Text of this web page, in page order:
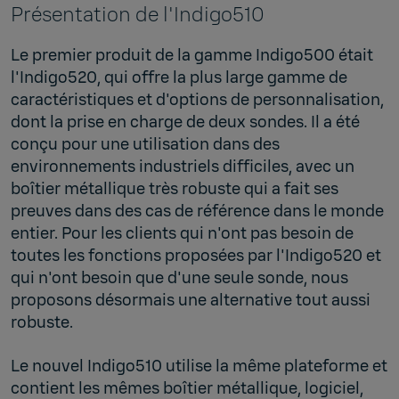
Présentation de l'Indigo510
Le premier produit de la gamme Indigo500 était
l'Indigo520, qui offre la plus large gamme de
caractéristiques et d'options de personnalisation,
dont la prise en charge de deux sondes. Il a été
conçu pour une utilisation dans des
environnements industriels difficiles, avec un
boîtier métallique très robuste qui a fait ses
preuves dans des cas de référence dans le monde
entier. Pour les clients qui n'ont pas besoin de
toutes les fonctions proposées par l'Indigo520 et
qui n'ont besoin que d'une seule sonde, nous
proposons désormais une alternative tout aussi
robuste.
Le nouvel Indigo510 utilise la même plateforme et
contient les mêmes boîtier métallique, logiciel,